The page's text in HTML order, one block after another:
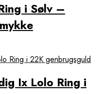
i Sølv –
Ix Lolo Ring i